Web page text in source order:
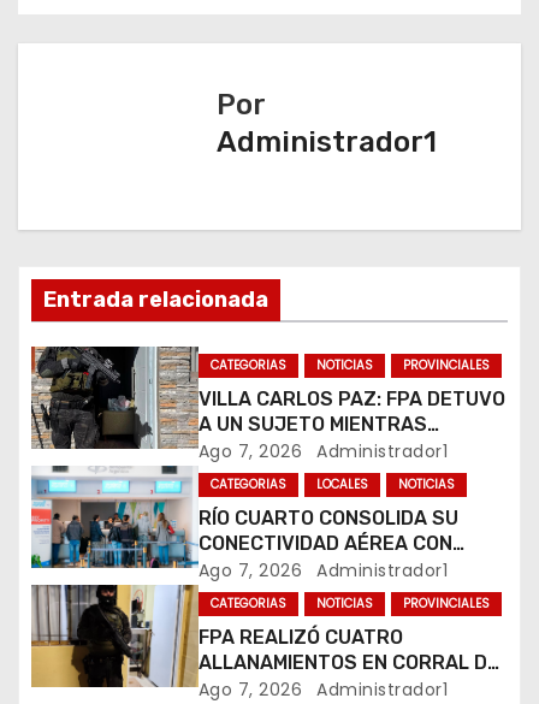
g
n
d
e
e
n
t
r
a
Por
Administrador1
Entrada relacionada
CATEGORIAS NOTICIAS PROVINCIALES
VILLA CARLOS PAZ: FPA DETUVO
A UN SUJETO MIENTRAS
COMERCIALIZABA COCAÍNA Y
MARIHUANA EN UNA PLAZA
Ago 7, 2026 Administrador1
CATEGORIAS LOCALES NOTICIAS
RÍO CUARTO CONSOLIDA SU
CONECTIVIDAD AÉREA CON
CUATRO VUELOS SEMANALES A
BUENOS AIRES
Ago 7, 2026 Administrador1
CATEGORIAS NOTICIAS PROVINCIALES
FPA REALIZÓ CUATRO
ALLANAMIENTOS EN CORRAL DE
BUSTOS-IFFLINGER
Ago 7, 2026 Administrador1